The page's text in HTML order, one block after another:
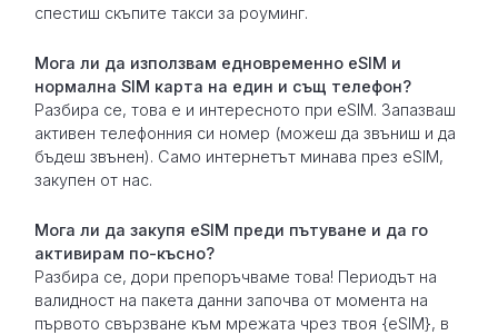
спестиш скъпите такси за роуминг.
Мога ли да използвам едновременно eSIM и
нормална SIM карта на един и същ телефон?
Разбира се, това е и интересното при eSIM. Запазваш
активен телефонния си номер (можеш да звъниш и да
бъдеш звънен). Само интернетът минава през eSIM,
закупен от нас.
Мога ли да закупя eSIM преди пътуване и да го
активирам по-късно?
Разбира се, дори препоръчваме това! Периодът на
валидност на пакета данни започва от момента на
първото свързване към мрежата чрез твоя {eSIM}, в